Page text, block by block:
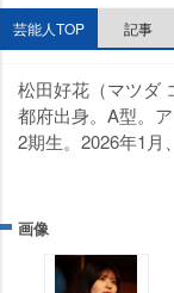
芸能人TOP 記事
松田好花（マツダ
都府出身。A型。
2期生。2026年1月
画像